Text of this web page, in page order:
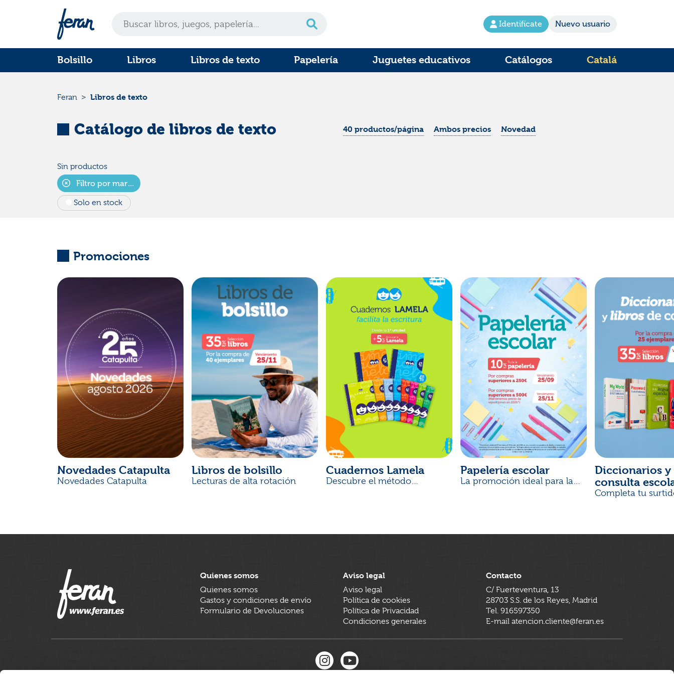
Identifícate Nuevo usuario
Bolsillo Libros Libros de texto Papelería Juguetes educativos Catálogos Catalá
Feran Libros de texto
Catálogo de libros de texto 40 productos/página Ambos precios Novedad
Sin productos
Filtro por marca
Solo en stock
Promociones
Novedades Catapulta
Novedades Catapulta
Libros de bolsillo
Lecturas de alta rotación
Cuadernos Lamela
Descubre el método
Papelería escolar
La promoción ideal para la
Diccionarios y
consulta
Completa tu
Quienes somos
Quienes somos
Gastos y condiciones de envío
Formulario de Devoluciones
Aviso legal
Aviso legal
Política de cookies
Política de Privacidad
Condiciones generales
Contacto
C/ Fuerteventura, 13
28703 S.S. de los Reyes, Madrid
Tel. 916597350
E-mail atencion.cliente@feran.es